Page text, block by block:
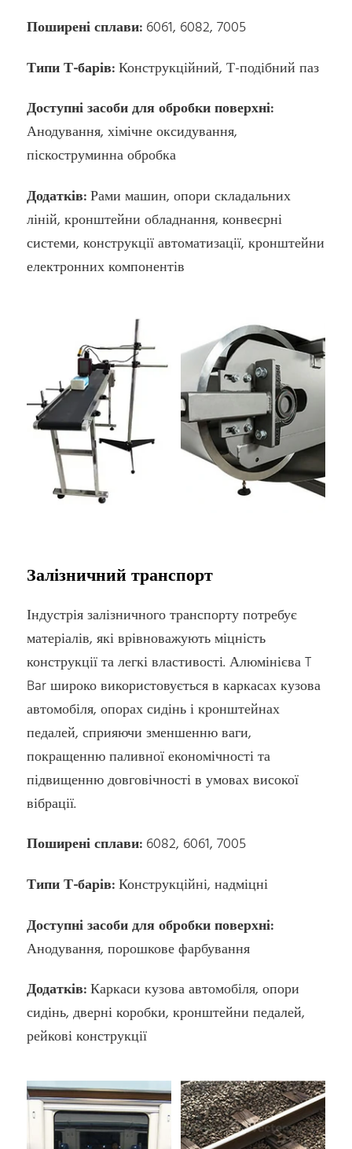
Поширені сплави: 6061, 6082, 7005
Типи Т-барів:Конструкційний, Т-подібний паз
Доступні засоби для обробки поверхні:
Анодування, хімічне оксидування,
піскоструминна обробка
Додатків:Рами машин, опори складальних
ліній, кронштейни обладнання, конвеєрні
системи, конструкції автоматизації, кронштейни
електронних компонентів
Залізничний транспорт
Індустрія залізничного транспорту потребує
матеріалів, які врівноважують міцність
конструкції та легкі властивості. Алюмінієва T
Bar широко використовується в каркасах кузова
автомобіля, опорах сидінь і кронштейнах
педалей, сприяючи зменшенню ваги,
покращенню паливної економічності та
підвищенню довговічності в умовах високої
вібрації.
Поширені сплави: 6082, 6061, 7005
Типи Т-барів:Конструкційні, надміцні
Доступні засоби для обробки поверхні:
Анодування, порошкове фарбування
Додатків:Каркаси кузова автомобіля, опори
сидінь, дверні коробки, кронштейни педалей,
рейкові конструкції